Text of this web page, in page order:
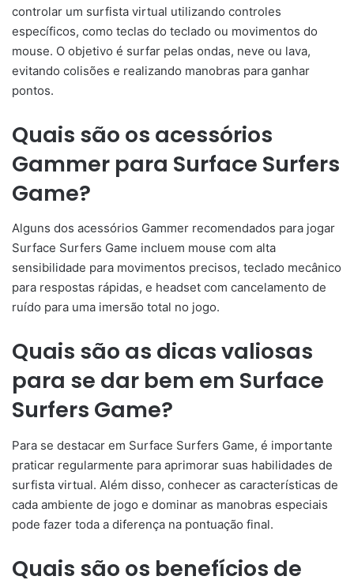
controlar um surfista virtual utilizando controles
específicos, como teclas do teclado ou movimentos do
mouse. O objetivo é surfar pelas ondas, neve ou lava,
evitando colisões e realizando manobras para ganhar
pontos.
Quais são os acessórios
Gammer para Surface Surfers
Game?
Alguns dos acessórios Gammer recomendados para jogar
Surface Surfers Game incluem mouse com alta
sensibilidade para movimentos precisos, teclado mecânico
para respostas rápidas, e headset com cancelamento de
ruído para uma imersão total no jogo.
Quais são as dicas valiosas
para se dar bem em Surface
Surfers Game?
Para se destacar em Surface Surfers Game, é importante
praticar regularmente para aprimorar suas habilidades de
surfista virtual. Além disso, conhecer as características de
cada ambiente de jogo e dominar as manobras especiais
pode fazer toda a diferença na pontuação final.
Quais são os benefícios de